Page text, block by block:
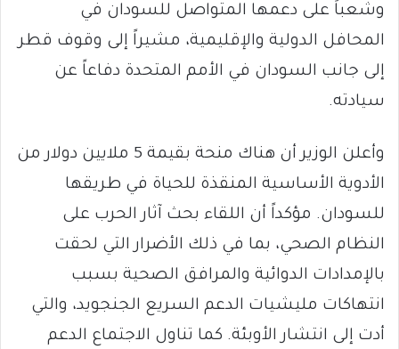
وشعباً على دعمها المتواصل للسودان في
المحافل الدولية والإقليمية، مشيراً إلى وقوف قطر
إلى جانب السودان في الأمم المتحدة دفاعاً عن
سيادته.
وأعلن الوزير أن هناك منحة بقيمة 5 ملايين دولار من
الأدوية الأساسية المنقذة للحياة في طريقها
للسودان. مؤكداً أن اللقاء بحث آثار الحرب على
النظام الصحي، بما في ذلك الأضرار التي لحقت
بالإمدادات الدوائية والمرافق الصحية بسبب
انتهاكات مليشيات الدعم السريع الجنجويد، والتي
أدت إلى انتشار الأوبئة. كما تناول الاجتماع الدعم